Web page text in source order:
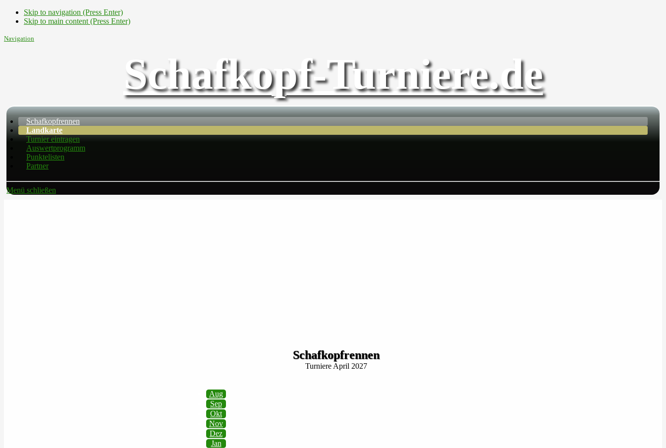
Skip to navigation (Press Enter)
Skip to main content (Press Enter)
Navigation
Schafkopf-Turniere.de
Schafkopfrennen
Landkarte
Turnier eintragen
Auswertprogramm
Punktelisten
Partner
Menü schließen
Schafkopfrennen
Turniere April 2027
Aug
Sep
Okt
Nov
Dez
Jan